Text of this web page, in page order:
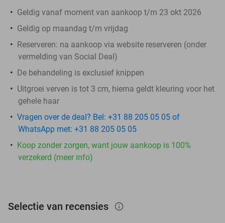
Geldig vanaf moment van aankoop t/m 23 okt 2026
Geldig op maandag t/m vrijdag
Reserveren: na aankoop via website reserveren (onder
vermelding van Social Deal)
De behandeling is exclusief knippen
Uitgroei verven is tot 3 cm, hierna geldt kleuring voor het
gehele haar
Vragen over de deal? Bel: +31 88 205 05 05 of
WhatsApp met: +31 88 205 05 05
Koop zonder zorgen, want jouw aankoop is 100%
verzekerd (meer info)
Selectie van recensies info_outlined